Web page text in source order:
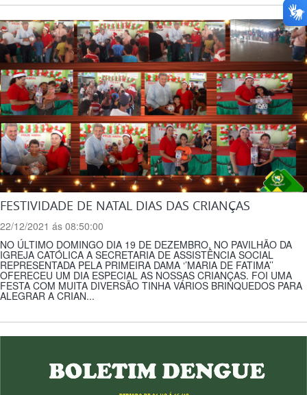
FESTIVIDADE DE NATAL DIAS DAS CRIANÇAS
22/12/2021 ás 08:50:00
NO ÚLTIMO DOMINGO DIA 19 DE DEZEMBRO, NO PAVILHÃO DA
IGREJA CATÓLICA A SECRETARIA DE ASSISTÊNCIA SOCIAL
REPRESENTADA PELA PRIMEIRA DAMA ‘’MARIA DE FATIMA’’
OFERECEU UM DIA ESPECIAL AS NOSSAS CRIANÇAS. FOI UMA
FESTA COM MUITA DIVERSÃO TINHA VÁRIOS BRINQUEDOS PARA
ALEGRAR A CRIAN...